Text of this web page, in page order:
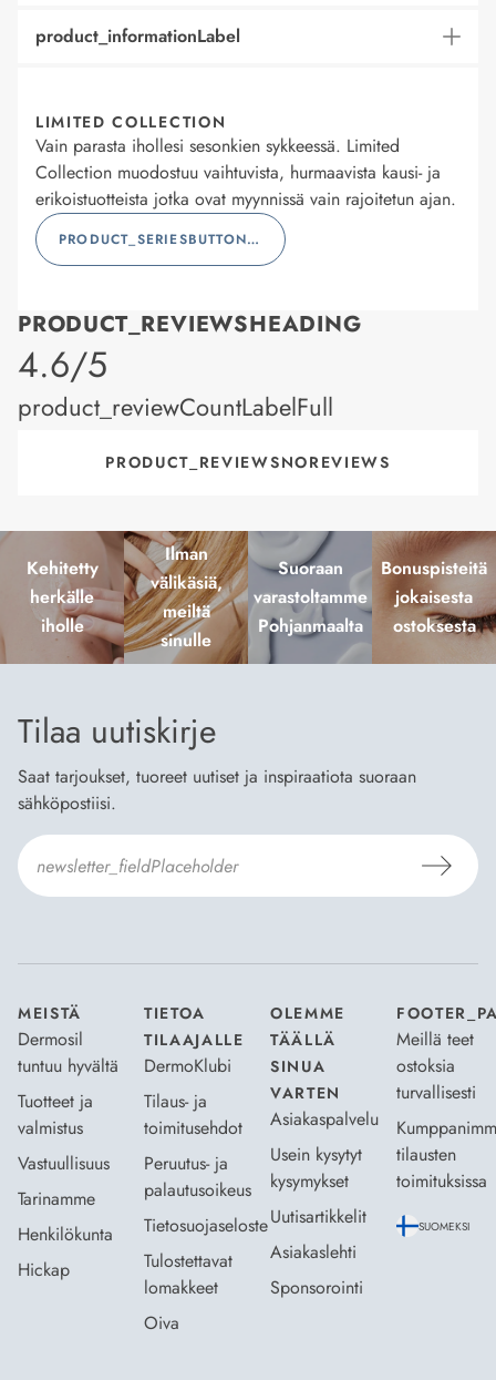
product_informationLabel
LIMITED COLLECTION
Vain parasta ihollesi sesonkien sykkeessä. Limited
Collection muodostuu vaihtuvista, hurmaavista kausi- ja
erikoistuotteista jotka ovat myynnissä vain rajoitetun ajan.
PRODUCT_SERIESBUTTONLABEL
PRODUCT_REVIEWSHEADING
product_rating
4.6/5
product_reviewCountLabelFull
PRODUCT_REVIEWSNOREVIEWS
Kehitetty
herkälle
iholle
Ilman
välikäsiä,
meiltä
sinulle
Suoraan
varastoltamme
Pohjanmaalta
Bonuspisteitä
jokaisesta
ostoksesta
Tilaa uutiskirje
Saat tarjoukset, tuoreet uutiset ja inspiraatiota suoraan
sähköpostiisi.
MEISTÄ
Dermosil
tuntuu hyvältä
Tuotteet ja
valmistus
Vastuullisuus
Tarinamme
Henkilökunta
Hickap
TIETOA
TILAAJALLE
DermoKlubi
Tilaus- ja
toimitusehdot
Peruutus- ja
palautusoikeus
Tietosuojaseloste
Tulostettavat
lomakkeet
Oiva
OLEMME
TÄÄLLÄ
SINUA
VARTEN
Asiakaspalvelu
Usein kysytyt
kysymykset
Uutisartikkelit
Asiakaslehti
Sponsorointi
Meillä teet
ostoksia
turvallisesti
tilausten
toimituksissa
SUOMEKSI